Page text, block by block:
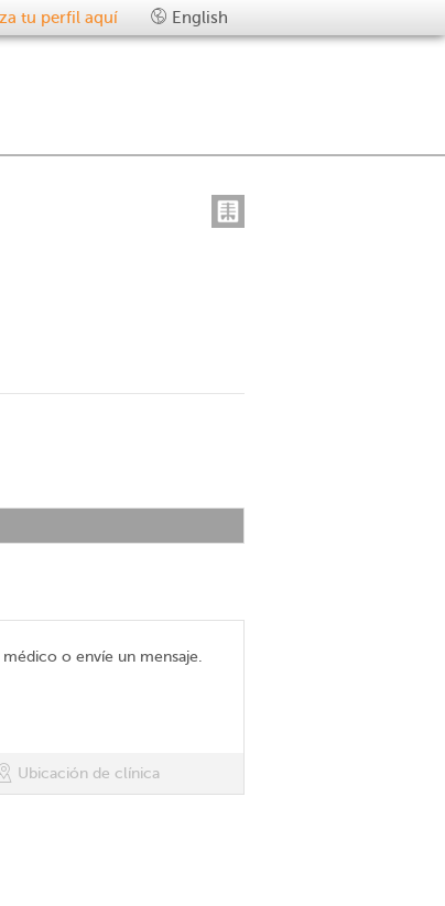
tu perfil aquí English
o envíe un mensaje.
Ubicación de clínica